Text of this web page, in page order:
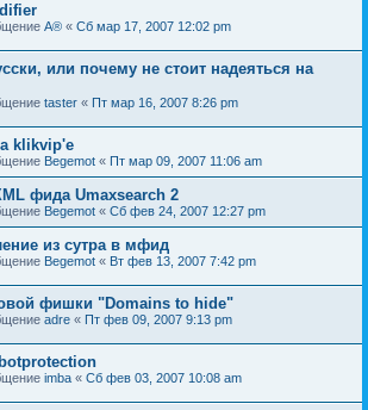
A® « Сб мар 17, 2007 12:02 pm
или почему не стоит надеяться на
taster « Пт мар 16, 2007 8:26 pm
klikvip'е
Begemot « Пт мар 09, 2007 11:06 am
фида Umaxsearch 2
Begemot « Сб фев 24, 2007 12:27 pm
из сутра в мфид
Begemot « Вт фев 13, 2007 7:42 pm
фишки "Domains to hide"
adre « Пт фев 09, 2007 9:13 pm
imba « Сб фев 03, 2007 10:08 am